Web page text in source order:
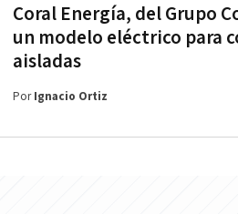
Coral Energía, del Grupo
un modelo eléctrico para
aisladas
PorIgnacio Ortiz